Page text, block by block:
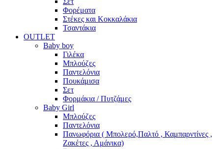
Φορέματα
Στέκες και Κοκκαλάκια
Τσαντάκια
OUTLET
Baby boy
Γιλέκα
Μπλούζες
Παντελόνια
Πουκάμισα
Σετ
Φορμάκια / Πυτζάμες
Baby Girl
Μπλούζες
Παντελόνια
Πανωφόρια ( Μπολερό,Παλτό , Καμπαρντίνες ,
Ζακέτες , Αμάνικα)